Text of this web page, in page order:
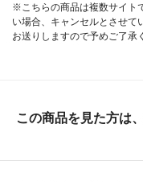
※こちらの商品は複数サイト
い場合、キャンセルとさせて
お送りしますので予めご了承
この商品を見た方は